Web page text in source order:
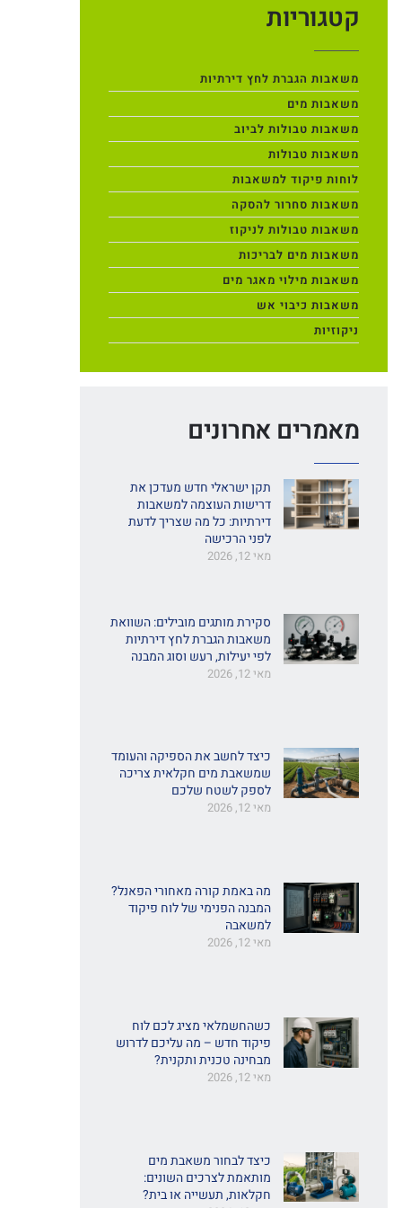
קטגוריות
משאבות הגברת לחץ דירתיות
משאבות מים
משאבות טבולות לביוב
משאבות טבולות
לוחות פיקוד למשאבות
משאבות סחרור להסקה
משאבות טבולות לניקוז
משאבות מים לבריכות
משאבות מילוי מאגר מים
משאבות כיבוי אש
ניקוזיות
מאמרים אחרונים
תקן ישראלי חדש מעדכן את
דרישות העוצמה למשאבות
דירתיות: כל מה שצריך לדעת
לפני הרכישה
מאי 12, 2026
סקירת מותגים מובילים: השוואת
משאבות הגברת לחץ דירתיות
לפי יעילות, רעש וסוג המבנה
מאי 12, 2026
כיצד לחשב את הספיקה והעומד
שמשאבת מים חקלאית צריכה
לספק לשטח שלכם
מאי 12, 2026
מה באמת קורה מאחורי הפאנל?
המבנה הפנימי של לוח פיקוד
למשאבה
מאי 12, 2026
כשהחשמלאי מציג לכם לוח
פיקוד חדש – מה עליכם לדרוש
מבחינה טכנית ותקנית?
מאי 12, 2026
כיצד לבחור משאבת מים
מותאמת לצרכים השונים:
חקלאות, תעשייה או בית?